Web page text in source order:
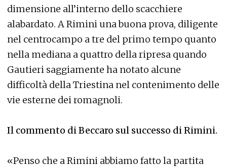
dimensione all’interno dello scacchiere
alabardato. A Rimini una buona prova, diligente
nel centrocampo a tre del primo tempo quanto
nella mediana a quattro della ripresa quando
Gautieri saggiamente ha notato alcune
difficoltà della Triestina nel contenimento delle
vie esterne dei romagnoli.
Il commento di Beccaro sul successo di Rimini.
«Penso che a Rimini abbiamo fatto la partita